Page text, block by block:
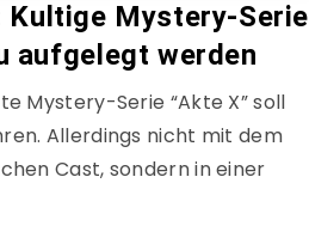
Kultige Mystery-Serie
aufgelegt werden
Mystery-Serie “Akte X” soll
Allerdings nicht mit dem
Cast, sondern in einer